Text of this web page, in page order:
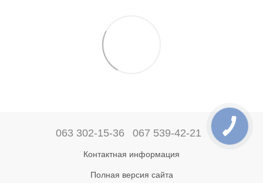
063 302-15-36 067 539-42-21
Контактная информация
Полная версия сайта